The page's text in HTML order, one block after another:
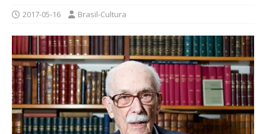
2017-05-16 Brasil-Cultura